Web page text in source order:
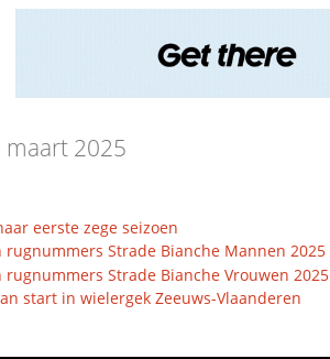
2025
eerste zege seizoen
rugnummers Strade Bianche Mannen 2025
rugnummers Strade Bianche Vrouwen 2025
start in wielergek Zeeuws-Vlaanderen